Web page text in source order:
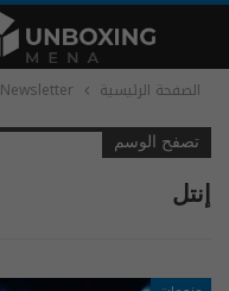
الصفحة الرئيسية Newsletter
تصفح الوسم
إنتل